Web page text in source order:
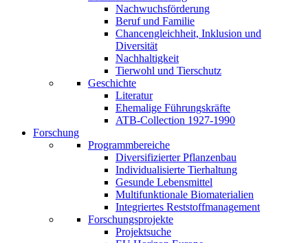
Nachwuchsförderung
Beruf und Familie
Chancengleichheit, Inklusion und
Diversität
Nachhaltigkeit
Tierwohl und Tierschutz
Geschichte
Literatur
Ehemalige Führungskräfte
ATB-Collection 1927-1990
Forschung
Programmbereiche
Diversifizierter Pflanzenbau
Individualisierte Tierhaltung
Gesunde Lebensmittel
Multifunktionale Biomaterialien
Integriertes Reststoffmanagement
Forschungsprojekte
Projektsuche